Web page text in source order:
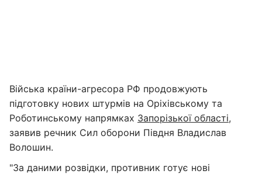
Війська країни-агресора РФ продовжують
підготовку нових штурмів на Оріхівському та
Роботинському напрямках Запорізької області,
заявив речник Сил оборони Півдня Владислав
Волошин.
"За даними розвідки, противник готує нові